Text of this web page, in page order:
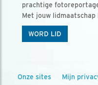
prachtige
Met jouw lidmaatschap
WORD LID
Onze sites Mijn